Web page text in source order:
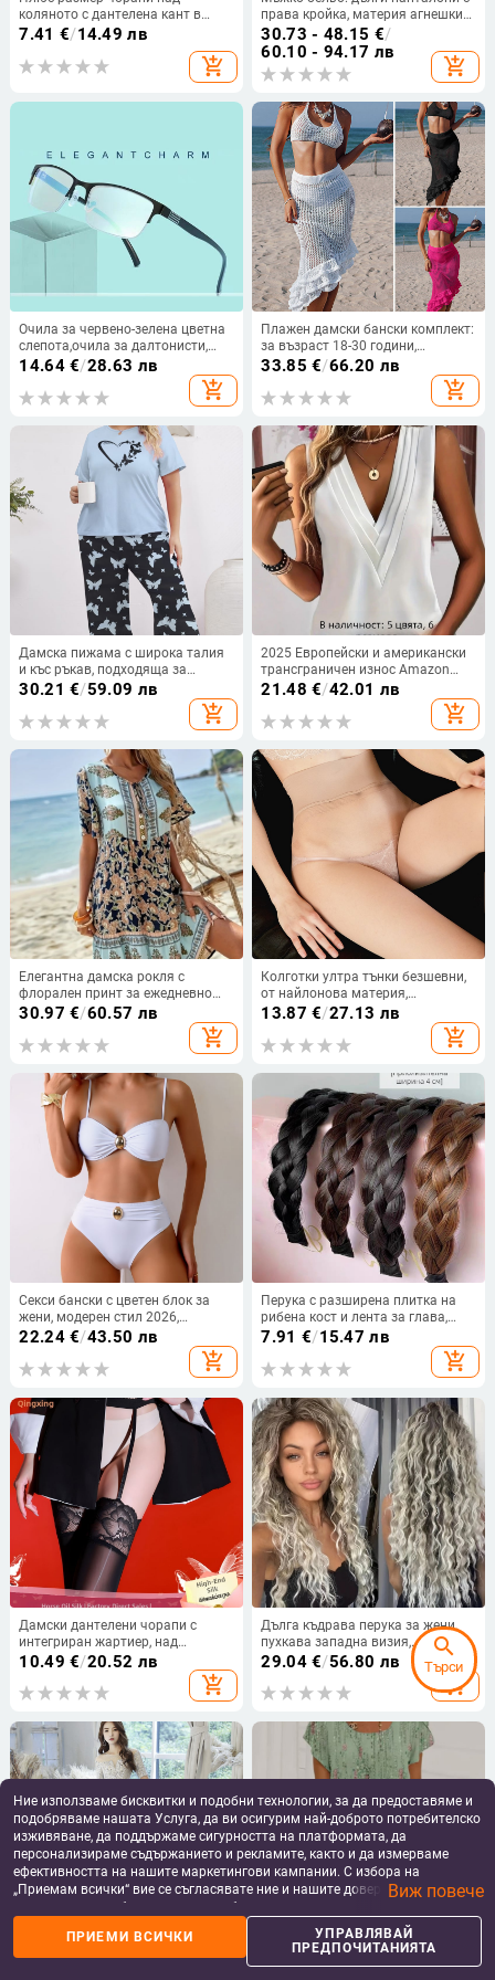
коляното с дантелена кант в
цветни блокове, тънки, в черно,
7.41 €/14.49 лв
add_shopping_cart
права кройка, материя агнешки
флийс, средна еластичност,
пролет 2024
30.73 - 48.15 €/
60.10 - 94.17 лв
add_shopping_cart
Очила за червено-зелена цветна
слепота,очила за далтонисти,
полубезрамкови, унисекс,
корекция на цветното зрение,
свързани с работата,
14.64€/28.63 лв
add_shopping_cart
Плажен дамски бански комплект:
за възраст 18-30 години,
презрамков горнище и
трислойна пола в стил лотос,
слънцезащитен слой,
100%, тегло 302 g, за фитнес и
плуване
33.85 €/66.20 лв
add_shopping_cart
Дамска пижама с широка талия
и къс ръкав, подходяща за
костюми и големи размери.
30.21 €/59.09 лв
add_shopping_cart
2025 Европейски и американски
трансграничен износ Amazon
Tiktok Доставка Чист цветен
многослоен V-образен деколте
голям размер дамски жилет
21.48 €/42.01 лв
add_shopping_cart
Елегантна дамска рокля с
флорален принт за ежедневно
пътуване до работа, европейска
и американска, трансгранична,
Amazon, 2025 г.
30.97 €/60.57 лв
add_shopping_cart
Колготки ултра тънки безшевни,
от найлонова материя,
антибактериални, оформящи
13.87 €/27.13 лв
add_shopping_cart
Секси бански с цветен блок за
жени, модерен стил 2026,
европейско-американски дизайн
22.24€/43.50 лв
add_shopping_cart
Перука с разширена плитка на
рибена кост и лента за глава,
четири нишкова плитка, аксесоар
7.91 €/15.47 лв
add_shopping_cart
Дамски дантелени чорапи с
интегриран жартиер, над
коляното, 8D найлон, ултра
10.49 €/20.52 лв
add_shopping_cart
Дълга къдрава перука за жени,
пухкава западна визия,
африкански вдъхновени къдрици,
термоустойчива синтетика
29.04€/56.80 лв
add_shopping_cart
2025 Нова лятна дамска рокля
от шифон с къс ръкав, кръгло
Ние използваме бисквитки и подобни технологии, за да предоставяме и
подобряваме нашата Услуга, да ви осигурим най-доброто потребителско
изживяване, да поддържаме сигурността на платформата, да
персонализираме съдържанието и рекламите, както и да измерваме
ефективността на нашите маркетингови кампании. С избора на
„Приемам всички“ вие се съгласявате ние и нашите доверени партньори
да съхраняваме бисквитки и подобни технологии на вашето устройство
за рекламни и аналитични цели. Можете по всяко време да управлявате
своите предпочитания, като натиснете „Управлявай предпочитанията“.
За повече информация, моля, вижте нашата
Виж повече
ПРИЕМИ ВСИЧКИ
УПРАВЛЯВАЙ
ПРЕДПОЧИТАНИЯТА
search
Търси